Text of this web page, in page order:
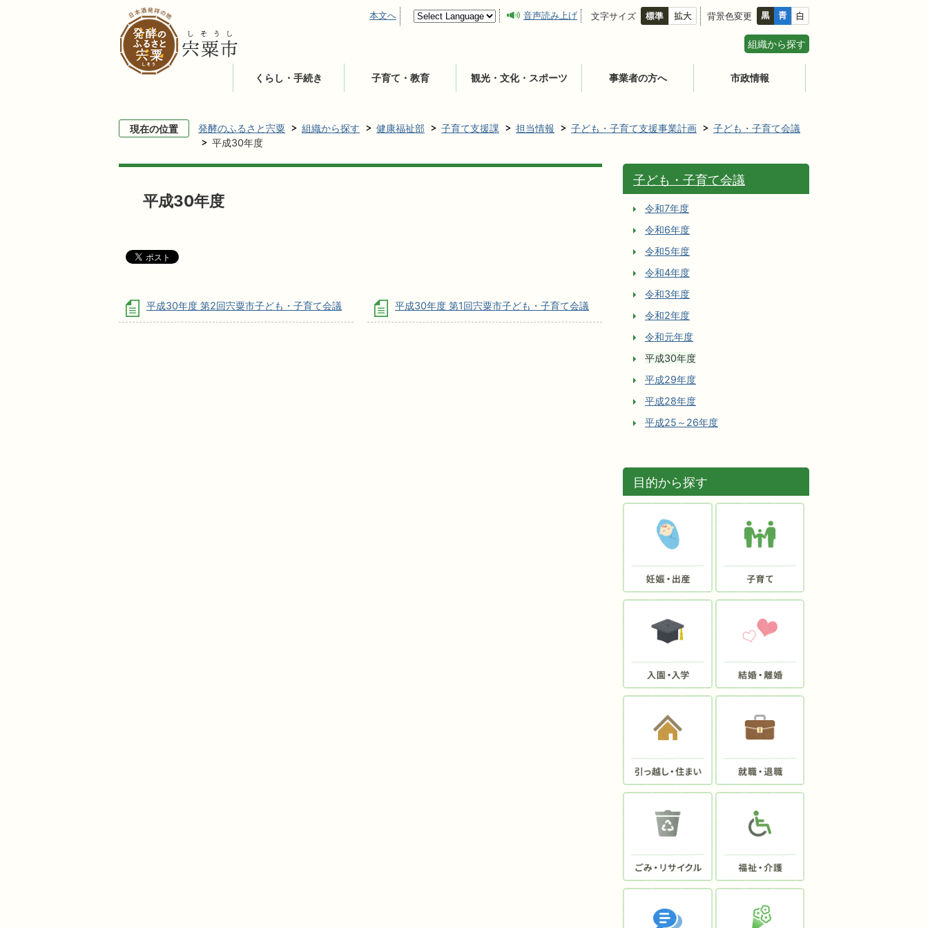
本文へ 音声読み上げ 文字サイズ 背景色変更
組織から探す
くらし・手続き 子育て・教育 観光・文化・スポーツ 事業者の方へ 市政情報
現在の位置 発酵のふるさと宍粟 組織から探す 健康福祉部 子育て支援課 担当情報 子ども・子育て支援事業計画
子ども・子育て会議
平成30年度
平成30年度
平成30年度 第2回宍粟市子ども・子育て会議 平成30年度 第1回宍粟市子ども・子育て会議
子ども・子育て会議
令和7年度
令和6年度
令和5年度
令和4年度
令和3年度
令和2年度
令和元年度
平成30年度
平成29年度
平成28年度
平成25～26年度
目的から探す